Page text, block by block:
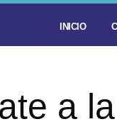
INICIO
a